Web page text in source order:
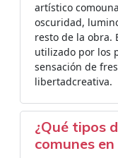
artístico
oscuridad,
resto de la obra.
utilizado por los
sensación de
libertadcreativa.
¿Qué tipos
comunes